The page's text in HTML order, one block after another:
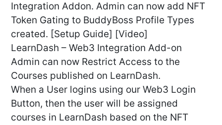
Integration Addon. Admin can now add NFT
Token Gating to BuddyBoss Profile Types
created. [Setup Guide] [Video]
LearnDash – Web3 Integration Add-on
Admin can now Restrict Access to the
Courses published on LearnDash.
When a User logins using our Web3 Login
Button, then the user will be assigned
courses in LearnDash based on the NFT